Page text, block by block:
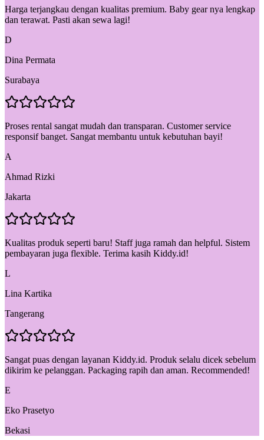
Harga terjangkau dengan kualitas premium. Baby gear nya lengkap
dan terawat. Pasti akan sewa lagi!
D
Dina Permata
Surabaya
Proses rental sangat mudah dan transparan. Customer service
responsif banget. Sangat membantu untuk kebutuhan bayi!
A
Ahmad Rizki
Jakarta
Kualitas produk seperti baru! Staff juga ramah dan helpful. Sistem
pembayaran juga flexible. Terima kasih Kiddy.id!
L
Lina Kartika
Tangerang
Sangat puas dengan layanan Kiddy.id. Produk selalu dicek sebelum
dikirim ke pelanggan. Packaging rapih dan aman. Recommended!
E
Eko Prasetyo
Bekasi